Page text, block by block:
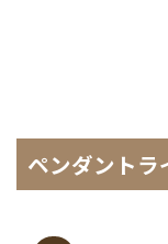
ペンダントラ